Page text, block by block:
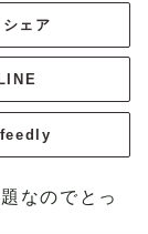
シェア
LINE
feedly
なのでとっ